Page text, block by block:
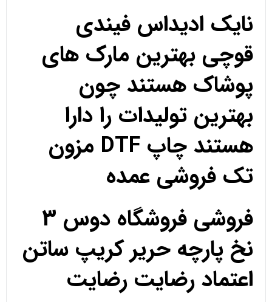
نایک ادیداس فیندی
قوچی بهترین مارک های
پوشاک هستند چون
بهترین تولیدات را دارا
هستند چاپ DTF مزون
تک فروشی عمده
فروشی فروشگاه دوس 3
نخ پارچه حریر کریپ ساتن
اعتماد رضایت رضایت